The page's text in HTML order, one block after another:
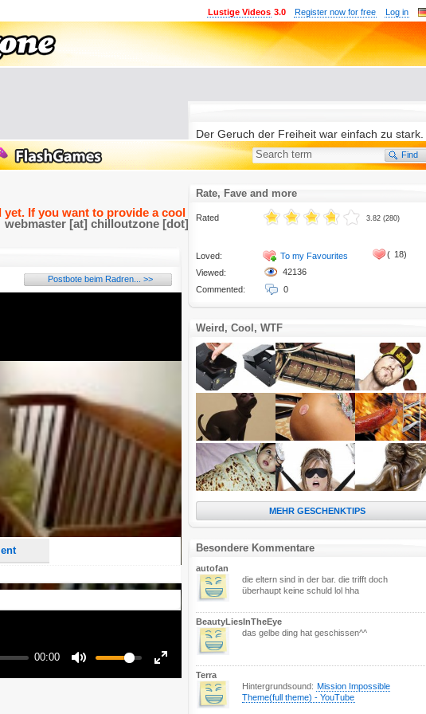
Log in
Register now for free
Lustige Videos 3.0
If you want to provide a cool and funny translation, please send it to
webmaster [at] chilloutzone [dot] de
Postbote beim Radren... >>
00:00
from your comment text.
" in your URLs
comment(s).
to this content.
Der Geruch der Freiheit war einfach zu stark.
2011-10-27
Rate, Fave and more
Rated
Loved:
Viewed:
Commented:
3.82 (280)
To my Favourites
42136
0
( 18)
Weird, Cool, WTF
MEHR GESCHENKTIPS
Besondere Kommentare
autofan
die eltern sind in der bar. die trifft doch
überhaupt keine schuld lol hha
BeautyLiesInTheEye
das gelbe ding hat geschissen^^
Terra
Hintergrundsound: Mission Impossible
Theme(full theme) - YouTube